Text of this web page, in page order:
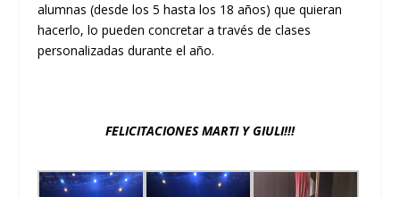
alumnas (desde los 5 hasta los 18 años) que quieran
hacerlo, lo pueden concretar a través de clases
personalizadas durante el año.
FELICITACIONES MARTI Y GIULI!!!